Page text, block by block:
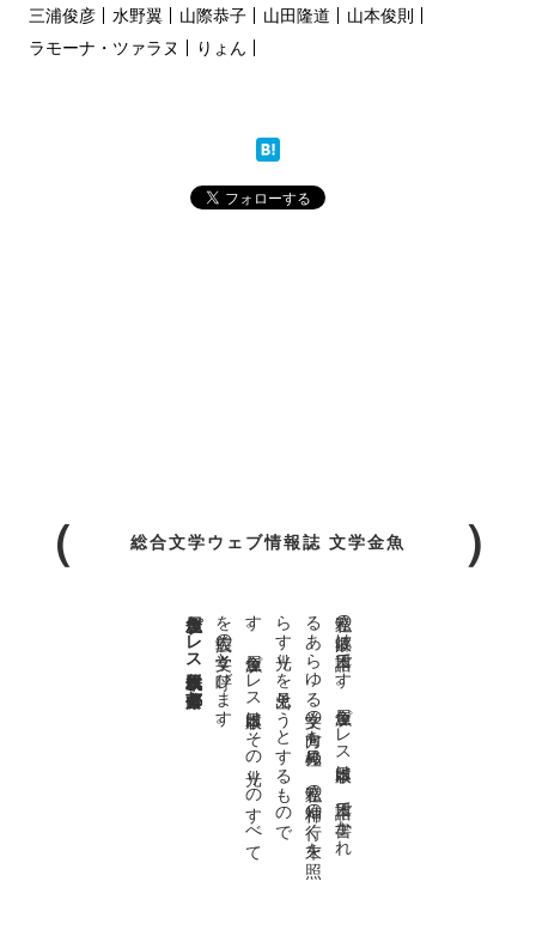
三浦俊彦
水野翼 山際恭子 山田隆道
山本俊則
ラモーナ・ツァラヌ
りょん
総合文学ウェブ情報誌 文学金魚
私達の
故郷は
日本語で
す
。
金魚屋プ
レ
ス
日本版は
、
日本語で
書か
れ
る
あ
ら
ゆ
る
文学の
方向を
見極め
、
私達の
精神の
行く
末を
照
ら
す
光り
を
見出そ
う
と
す
る
も
の
で
す
。
金魚屋プ
レ
ス
日本版は
そ
の
光り
の
す
べ
て
を
広義の
文学と
呼び
ま
す
。
金魚屋プレス日本版代表 齋藤都